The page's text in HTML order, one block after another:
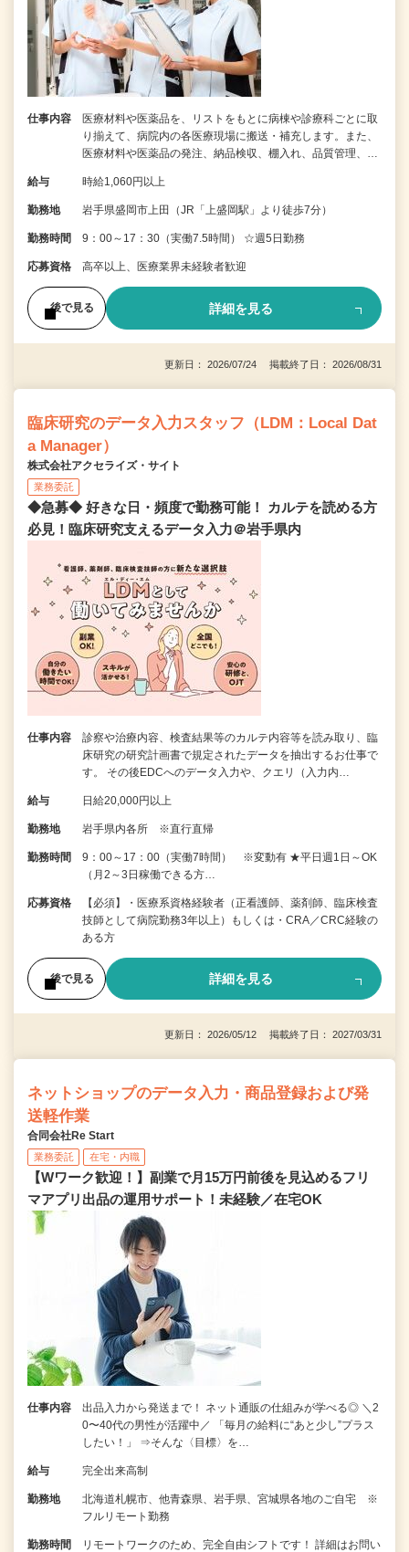
仕事内容
医療材料や医薬品を、リストをもとに病棟や診療科ごとに取
り揃えて、病院内の各医療現場に搬送・補充します。また、
医療材料や医薬品の発注、納品検収、棚入れ、品質管理、…
給与 時給1,060円以上
勤務地 岩手県盛岡市上田（JR「上盛岡駅」より徒歩7分）
勤務時間 9：00～17：30（実働7.5時間） ☆週5日勤務
応募資格 高卒以上、医療業界未経験者歓迎
後で見る 詳細を見る
更新日： 2026/07/24 掲載終了日： 2026/08/31
臨床研究のデータ入力スタッフ（LDM：Local Dat
a Manager）
株式会社アクセライズ・サイト
業務委託
◆急募◆ 好きな日・頻度で勤務可能！ カルテを読める方
必見！臨床研究支えるデータ入力＠岩手県内
仕事内容
診察や治療内容、検査結果等のカルテ内容等を読み取り、臨
床研究の研究計画書で規定されたデータを抽出するお仕事で
す。 その後EDCへのデータ入力や、クエリ（入力内…
給与 日給20,000円以上
勤務地 岩手県内各所 ※直行直帰
勤務時間
9：00～17：00（実働7時間） ※変動有 ★平日週1日～OK
（月2～3日稼働できる方…
応募資格
【必須】・医療系資格経験者（正看護師、薬剤師、臨床検査
技師として病院勤務3年以上）もしくは・CRA／CRC経験の
ある方
後で見る 詳細を見る
更新日： 2026/05/12 掲載終了日： 2027/03/31
ネットショップのデータ入力・商品登録および発
送軽作業
合同会社Re Start
業務委託 在宅・内職
【Wワーク歓迎！】副業で月15万円前後を見込めるフリ
マアプリ出品の運用サポート！未経験／在宅OK
仕事内容
出品入力から発送まで！ ネット通販の仕組みが学べる◎ ＼2
0〜40代の男性が活躍中／ 「毎月の給料に“あと少し”プラス
したい！」 ⇒そんな〈目標〉を…
給与 完全出来高制
勤務地
北海道札幌市、他青森県、岩手県、宮城県各地のご自宅 ※
フルリモート勤務
勤務時間
リモートワークのため、完全自由シフトです！ 詳細はお問い